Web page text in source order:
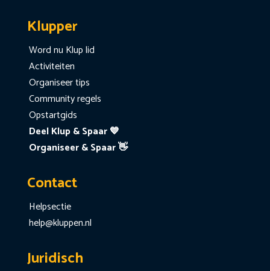
Klupper
Word nu Klup lid
Activiteiten
Organiseer tips
Community regels
Opstartgids
Deel Klup & Spaar 💙
Organiseer & Spaar 👋
Contact
Helpsectie
help@kluppen.nl
Juridisch